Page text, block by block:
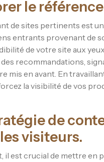
le
de sites pertinents est
entrants provenant de
de votre site aux
recommandations,
mis en avant. En
la visibilité de vos
de
visiteurs.
est crucial de mettre en